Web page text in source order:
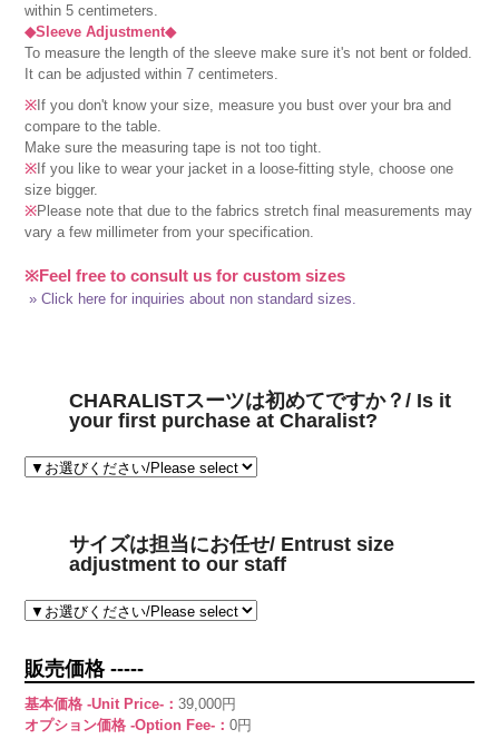
within 5 centimeters.
◆Sleeve Adjustment◆
To measure the length of the sleeve make sure it's not bent or folded.
It can be adjusted within 7 centimeters.
※If you don't know your size, measure you bust over your bra and
compare to the table.
Make sure the measuring tape is not too tight.
※If you like to wear your jacket in a loose-fitting style, choose one
size bigger.
※Please note that due to the fabrics stretch final measurements may
vary a few millimeter from your specification.
※Feel free to consult us for custom sizes
» Click here for inquiries about non standard sizes.
CHARALISTスーツは初めてですか？/ Is it
your first purchase at Charalist?
サイズは担当にお任せ/ Entrust size
adjustment to our staff
販売価格 -----
基本価格 -Unit Price-：39,000円
オプション価格 -Option Fee-：0円